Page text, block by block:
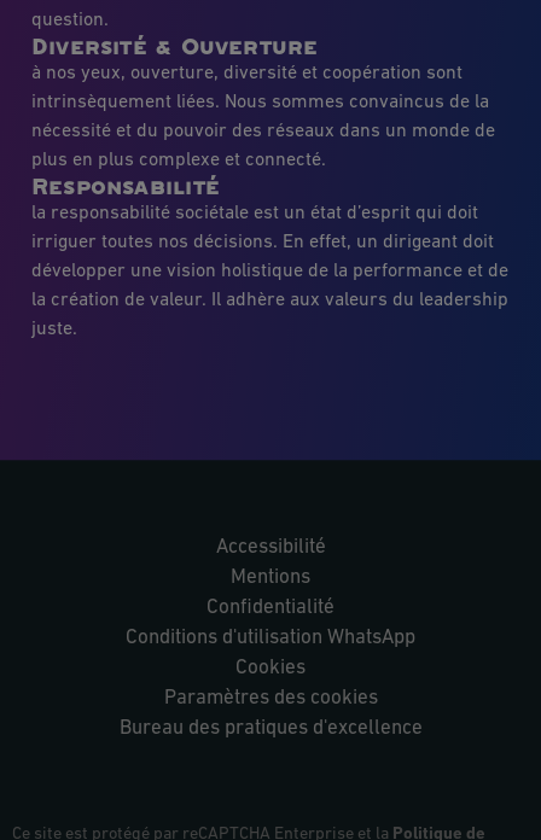
question.
Diversité & Ouverture
à nos yeux, ouverture, diversité et coopération sont
intrinsèquement liées. Nous sommes convaincus de la
nécessité et du pouvoir des réseaux dans un monde de
plus en plus complexe et connecté.
Responsabilité
la responsabilité sociétale est un état d’esprit qui doit
irriguer toutes nos décisions. En effet, un dirigeant doit
développer une vision holistique de la performance et de
la création de valeur. Il adhère aux valeurs du leadership
juste.
Accessibilité
Mentions
Confidentialité
Conditions d'utilisation WhatsApp
Cookies
Paramètres des cookies
Bureau des pratiques d'excellence
Ce site est protégé par reCAPTCHA Enterprise et la Politique de